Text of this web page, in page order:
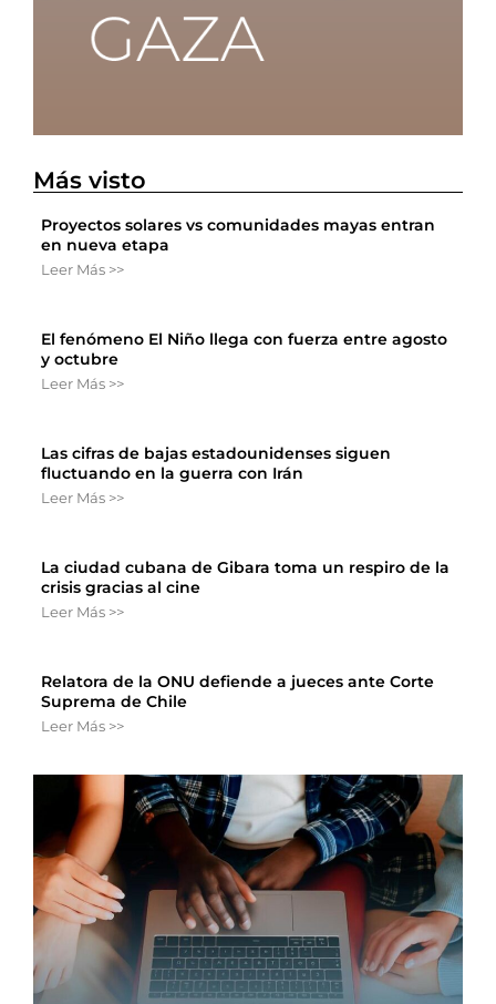
Más visto
Proyectos solares vs comunidades mayas entran
en nueva etapa
Leer Más >>
El fenómeno El Niño llega con fuerza entre agosto
y octubre
Leer Más >>
Las cifras de bajas estadounidenses siguen
fluctuando en la guerra con Irán
Leer Más >>
La ciudad cubana de Gibara toma un respiro de la
crisis gracias al cine
Leer Más >>
Relatora de la ONU defiende a jueces ante Corte
Suprema de Chile
Leer Más >>